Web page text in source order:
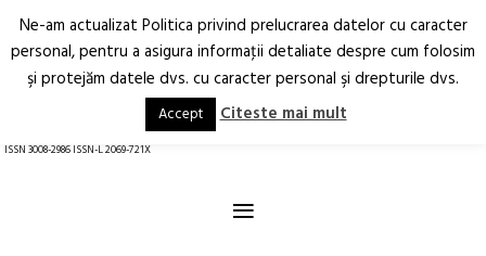
Arhitectură.
Oraș.
RO EN
ISSN 3008-2986 ISSN-L 2069-721X
≡
Ne-am actualizat Politica privind prelucrarea datelor cu caracter
personal, pentru a asigura informaţii detaliate despre cum folosim
şi protejăm datele dvs. cu caracter personal şi drepturile dvs.
Accept Citeste mai mult